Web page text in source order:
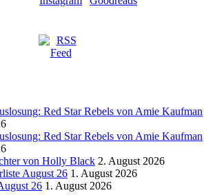
Red Star Rebels von Amie Kaufman
Red Star Rebels von Amie Kaufman
von Holly Black 2. August 2026
August 26 1. August 2026
26 1. August 2026